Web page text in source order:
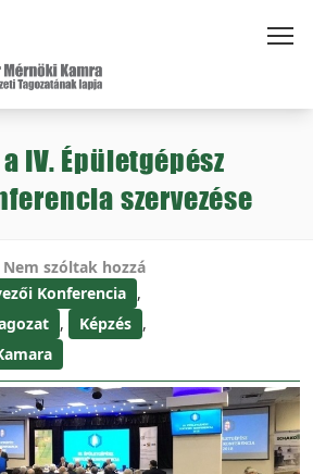
IV. Épületgépész
szervezése
Nem szóltak hozzá
Konferencia ,
, Képzés ,